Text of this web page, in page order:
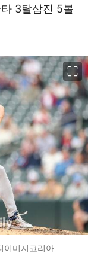
3탈삼진 5볼
이미지코리아